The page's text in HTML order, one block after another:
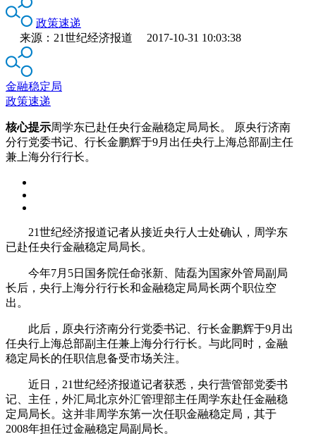
政策速递
来源：21世纪经济报道 2017-10-31 10:03:38
金融稳定局
政策速递
核心提示周学东已赴任央行金融稳定局局长。 原央行济南
分行党委书记、行长金鹏辉于9月出任央行上海总部副主任
兼上海分行行长。
21世纪经济报道记者从接近央行人士处确认，周学东
已赴任央行金融稳定局局长。
今年7月5日国务院任命张新、陆磊为国家外管局副局
长后，央行上海分行行长和金融稳定局局长两个职位空
出。
此后，原央行济南分行党委书记、行长金鹏辉于9月出
任央行上海总部副主任兼上海分行行长。与此同时，金融
稳定局长的任职信息备受市场关注。
近日，21世纪经济报道记者获悉，央行营管部党委书
记、主任，外汇局北京外汇管理部主任周学东赴任金融稳
定局局长。这并非周学东第一次任职金融稳定局，其于
2008年担任过金融稳定局副局长。